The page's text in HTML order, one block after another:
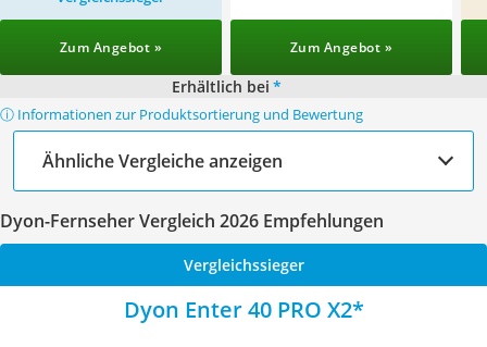
Zum Angebot » Zum Angebot »
Erhältlich bei *
ⓘ Informationen zur Produktsortierung und Bewertung
Ähnliche Vergleiche anzeigen
Dyon-Fernseher Vergleich 2026 Empfehlungen
Vergleichssieger
Dyon Enter 40 PRO X2